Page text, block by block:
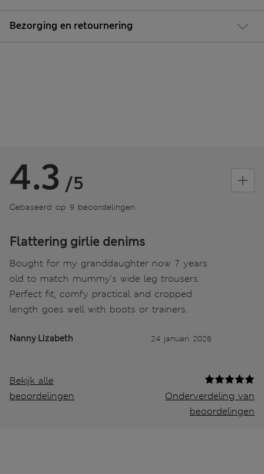
Bezorging en retournering
4.3 /5
Gebaseerd op 9 beoordelingen
Flattering girlie denims
Bought for my granddaughter now 7 years
old to match mummy’s wide leg trousers.
Perfect fit, comfy practical and cropped
length goes well with boots or trainers.
Nanny Lizabeth 24 januari 2026
Bekijk alle
beoordelingen
Onderverdeling van
beoordelingen